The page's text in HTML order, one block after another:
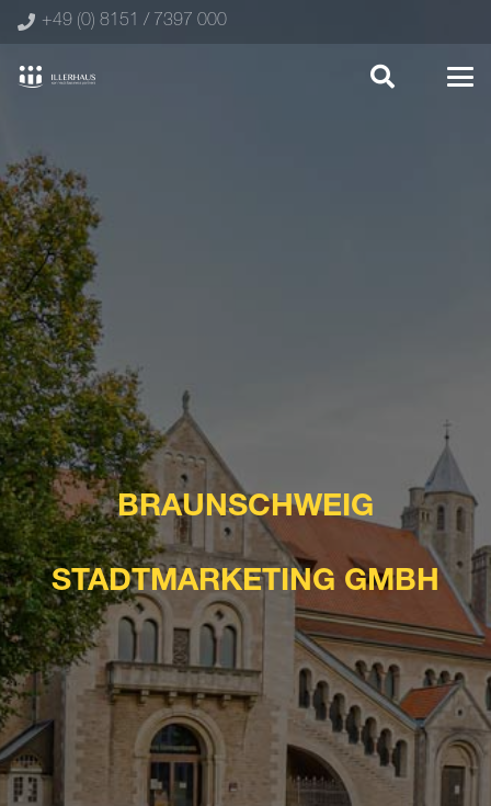
+49 (0) 8151 / 7397 000
BRAUNSCHWEIG
STADTMARKETING GMBH